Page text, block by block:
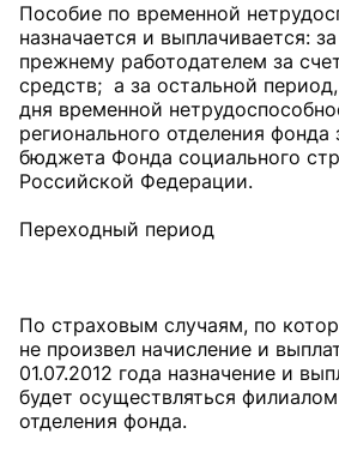
Пособие по временной
назначается и выплачивается:
прежнему работодателем за
средств; а за остальной
дня временной
регионального отделения фонда
бюджета Фонда социального
Российской Федерации.
Переходный период
По страховым случаям, по
не произвел начисление и
01.07.2012 года назначение и
будет осуществляться
отделения фонда.